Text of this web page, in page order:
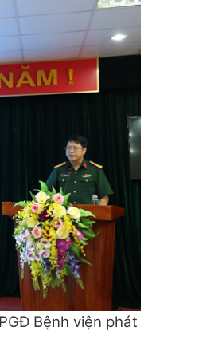
Bệnh viện phát